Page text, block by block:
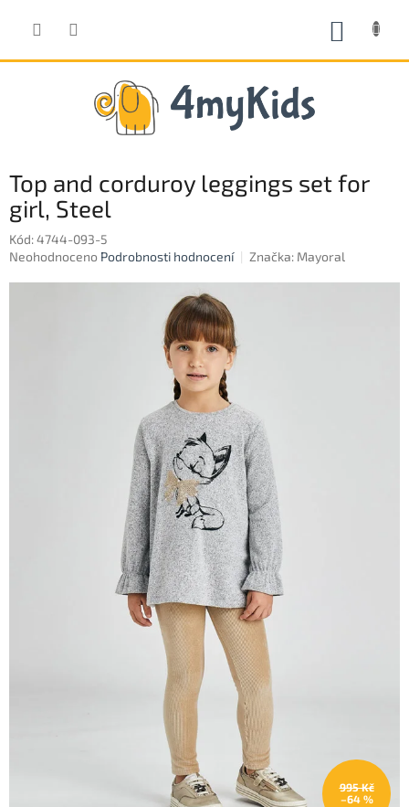
Top and corduroy leggings set for
girl, Steel
Kód:4744-093-5
Průměrné
Neohodnoceno Podrobnosti hodnocení Značka: Mayoral
995 Kč
–64 %